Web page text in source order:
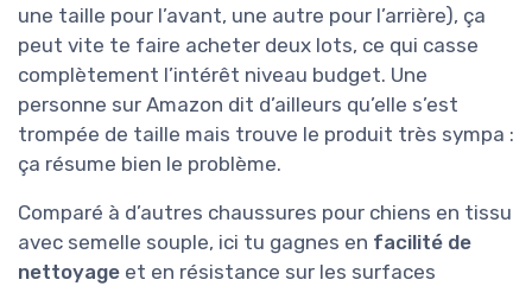
une taille pour l’avant, une autre pour l’arrière), ça
peut vite te faire acheter deux lots, ce qui casse
complètement l’intérêt niveau budget. Une
personne sur Amazon dit d’ailleurs qu’elle s’est
trompée de taille mais trouve le produit très sympa :
ça résume bien le problème.
Comparé à d’autres chaussures pour chiens en tissu
avec semelle souple, ici tu gagnes en facilité de
nettoyage et en résistance sur les surfaces